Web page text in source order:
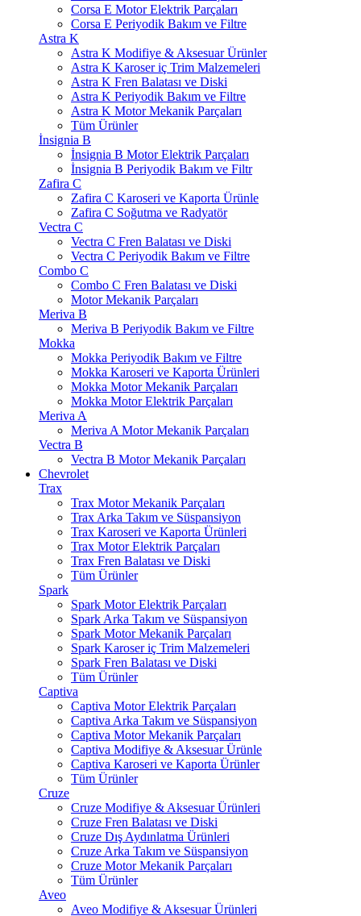
Corsa E Motor Elektrik Parçaları
Corsa E Periyodik Bakım ve Filtre
Astra K
Astra K Modifiye & Aksesuar Ürünler
Astra K Karoser iç Trim Malzemeleri
Astra K Fren Balatası ve Diski
Astra K Periyodik Bakım ve Filtre
Astra K Motor Mekanik Parçaları
Tüm Ürünler
İnsignia B
İnsignia B Motor Elektrik Parçaları
İnsignia B Periyodik Bakım ve Filtr
Zafira C
Zafira C Karoseri ve Kaporta Ürünle
Zafira C Soğutma ve Radyatör
Vectra C
Vectra C Fren Balatası ve Diski
Vectra C Periyodik Bakım ve Filtre
Combo C
Combo C Fren Balatası ve Diski
Motor Mekanik Parçaları
Meriva B
Meriva B Periyodik Bakım ve Filtre
Mokka
Mokka Periyodik Bakım ve Filtre
Mokka Karoseri ve Kaporta Ürünleri
Mokka Motor Mekanik Parçaları
Mokka Motor Elektrik Parçaları
Meriva A
Meriva A Motor Mekanik Parçaları
Vectra B
Vectra B Motor Mekanik Parçaları
Chevrolet
Trax
Trax Motor Mekanik Parçaları
Trax Arka Takım ve Süspansiyon
Trax Karoseri ve Kaporta Ürünleri
Trax Motor Elektrik Parçaları
Trax Fren Balatası ve Diski
Tüm Ürünler
Spark
Spark Motor Elektrik Parçaları
Spark Arka Takım ve Süspansiyon
Spark Motor Mekanik Parçaları
Spark Karoser iç Trim Malzemeleri
Spark Fren Balatası ve Diski
Tüm Ürünler
Captiva
Captiva Motor Elektrik Parçaları
Captiva Arka Takım ve Süspansiyon
Captiva Motor Mekanik Parçaları
Captiva Modifiye & Aksesuar Ürünle
Captiva Karoseri ve Kaporta Ürünler
Tüm Ürünler
Cruze
Cruze Modifiye & Aksesuar Ürünleri
Cruze Fren Balatası ve Diski
Cruze Dış Aydınlatma Ürünleri
Cruze Arka Takım ve Süspansiyon
Cruze Motor Mekanik Parçaları
Tüm Ürünler
Aveo
Aveo Modifiye & Aksesuar Ürünleri